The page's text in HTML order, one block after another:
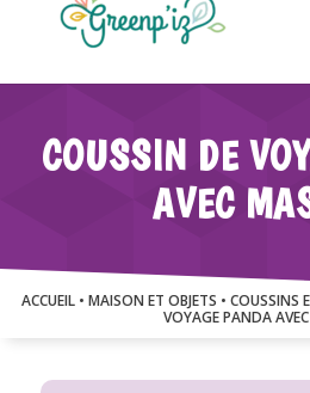
COUSSIN DE
AVEC
ACCUEIL • MAISON ET OBJETS • COUSSINS
VOYAGE PANDA